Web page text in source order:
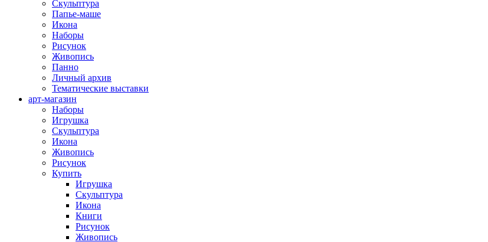
Скульптура
Папье-маше
Икона
Наборы
Рисунок
Живопись
Панно
Личный архив
Тематические выставки
арт-магазин
Наборы
Игрушка
Скульптура
Икона
Живопись
Рисунок
Купить
Игрушка
Скульптура
Икона
Книги
Рисунок
Живопись